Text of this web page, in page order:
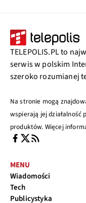
TELEPOLIS.PL to
serwis w polskim
szeroko rozumianej
Na stronie mogą
wspierają jej działalność
produktów. Więcej
MENU
Wiadomości
Tech
Publicystyka